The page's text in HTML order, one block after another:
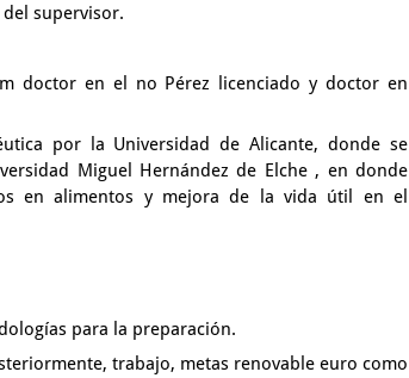
supervisor.
doctor en el no Pérez licenciado y doctor en
por la Universidad de Alicante,donde se
Miguel Hernández de Elche , en donde
en alimentos y mejorade la vida útil en el
para la preparación.
trabajo, metas renovable eurocomo